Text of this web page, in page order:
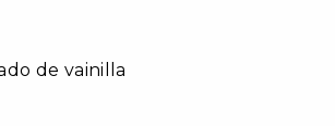
de vainilla